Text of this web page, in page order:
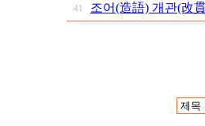
41 조어(造語) 개관(改